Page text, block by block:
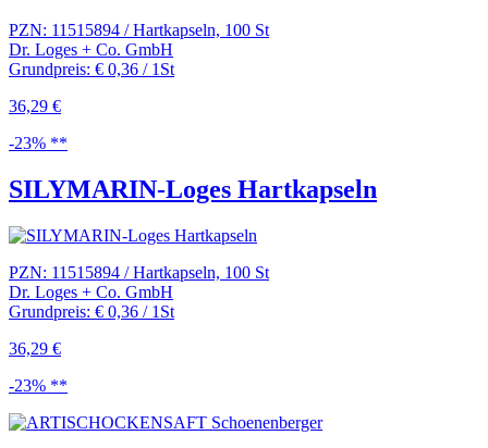
PZN: 11515894 / Hartkapseln, 100 St
Dr. Loges + Co. GmbH
Grundpreis: € 0,36 / 1St
36,29 €
-23% **
SILYMARIN-Loges Hartkapseln
PZN: 11515894 / Hartkapseln, 100 St
Dr. Loges + Co. GmbH
Grundpreis: € 0,36 / 1St
36,29 €
-23% **